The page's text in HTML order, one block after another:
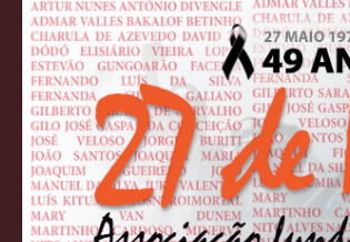
Skip to content